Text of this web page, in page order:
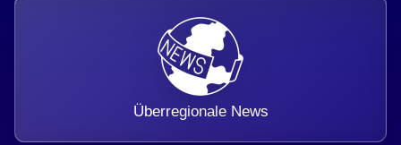
Überregionale News